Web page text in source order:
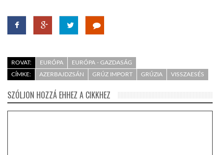
ROVAT: EURÓPA
EURÓPA - GAZDASÁG
CÍMKE:
AZERBAJDZSÁN GRÚZ IMPORT GRÚZIA VISSZAESÉS
SZÓLJON HOZZÁ EHHEZ A CIKKHEZ